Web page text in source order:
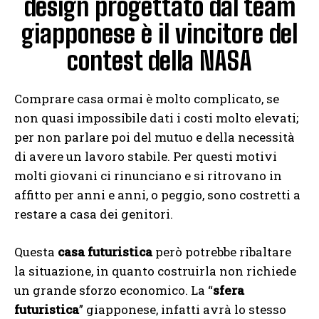
design progettato dal team
giapponese è il vincitore del
contest della NASA
Comprare casa ormai è molto complicato, se
non quasi impossibile dati i costi molto elevati;
per non parlare poi del mutuo e della necessità
di avere un lavoro stabile. Per questi motivi
molti giovani ci rinunciano e si ritrovano in
affitto per anni e anni, o peggio, sono costretti a
restare a casa dei genitori.
Questa casa futuristicaperò potrebbe ribaltare
la situazione, in quanto costruirla non richiede
un grande sforzo economico. La “sfera
futuristica” giapponese, infatti avrà lo stesso